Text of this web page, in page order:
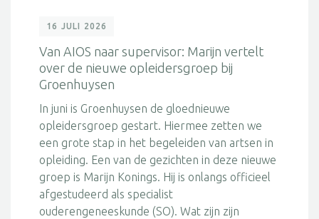
16 JULI 2026
Van AIOS naar supervisor: Marijn vertelt
over de nieuwe opleidersgroep bij
Groenhuysen
In juni is Groenhuysen de gloednieuwe
opleidersgroep gestart. Hiermee zetten we
een grote stap in het begeleiden van artsen in
opleiding. Een van de gezichten in deze nieuwe
groep is Marijn Konings. Hij is onlangs officieel
afgestudeerd als specialist
ouderengeneeskunde (SO). Wat zijn zijn